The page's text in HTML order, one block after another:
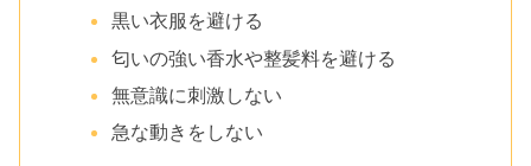
黒い衣服を避ける
匂いの強い香水や整髪料を避ける
無意識に刺激しない
急な動きをしない